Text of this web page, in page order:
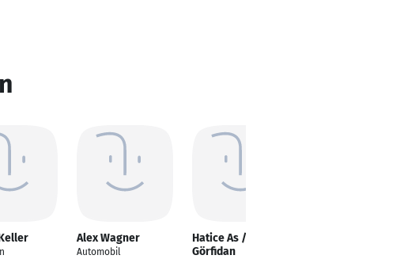
Alex Wagner
Automobil
Hatice As /
Görfidan